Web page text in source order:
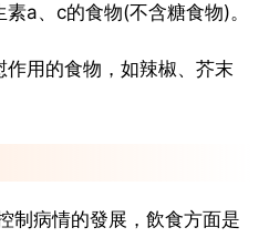
a、c的食物(不含糖食物)。
用的食物，如辣椒、芥末
制病情的發展，飲食方面是